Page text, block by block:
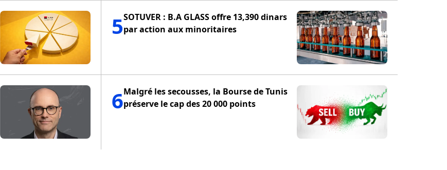
5SOTUVER : B.A GLASS offre 13,390 dinars
par action aux minoritaires
6Malgré les secousses, la Bourse de Tunis
préserve le cap des 20 000 points